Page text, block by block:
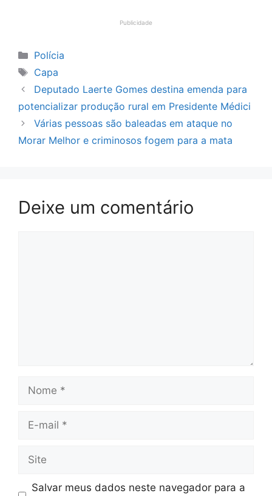
Publicidade
Categorias
Polícia
Tags
Capa
Deputado Laerte Gomes destina emenda para
potencializar produção rural em Presidente Médici
Várias pessoas são baleadas em ataque no
Morar Melhor e criminosos fogem para a mata
Deixe um comentário
Nome
Site
Salvar meus dados neste navegador para a